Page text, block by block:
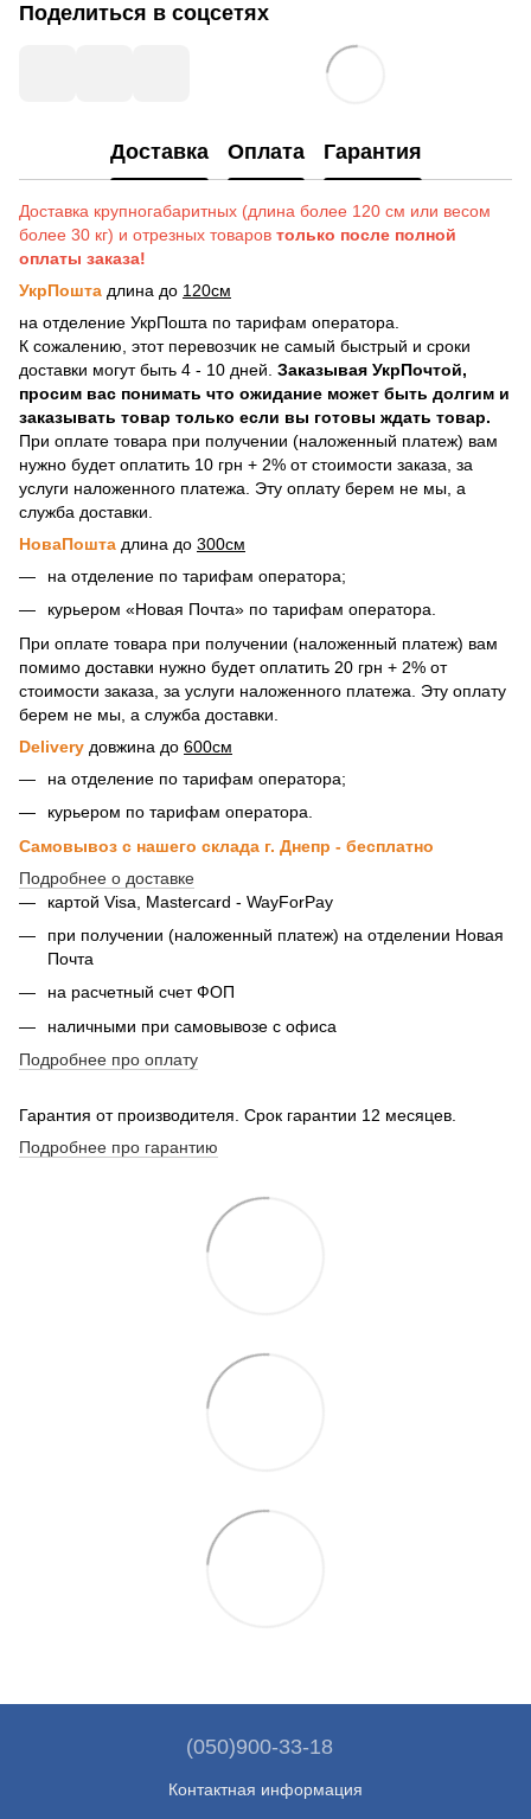
Поделиться в соцсетях
Доставка Оплата Гарантия
Доставка крупногабаритных (длина более 120 см или весом
более 30 кг) и отрезных товаров только после полной
оплаты заказа!
УкрПошта длина до 120см
на отделение УкрПошта по тарифам оператора.
К сожалению, этот перевозчик не самый быстрый и сроки
доставки могут быть 4 - 10 дней. Заказывая УкрПочтой,
просим вас понимать что ожидание может быть долгим и
заказывать товар только если вы готовы ждать товар.
При оплате товара при получении (наложенный платеж) вам
нужно будет оплатить 10 грн + 2% от стоимости заказа, за
услуги наложенного платежа. Эту оплату берем не мы, а
служба доставки.
НоваПошта длина до 300см
на отделение по тарифам оператора;
курьером «Новая Почта» по тарифам оператора.
При оплате товара при получении (наложенный платеж) вам
помимо доставки нужно будет оплатить 20 грн + 2% от
стоимости заказа, за услуги наложенного платежа. Эту оплату
берем не мы, а служба доставки.
Delivery довжина до 600см
на отделение по тарифам оператора;
курьером по тарифам оператора.
Самовывоз с нашего склада г. Днепр - бесплатно
Подробнее о доставке
картой Visa, Mastercard - WayForPay
при получении (наложенный платеж) на отделении Новая
Почта
на расчетный счет ФОП
наличными при самовывозе с офиса
Подробнее про оплату
Гарантия от производителя. Срок гарантии 12 месяцев.
Подробнее про гарантию
(050)900-33-18
Контактная информация